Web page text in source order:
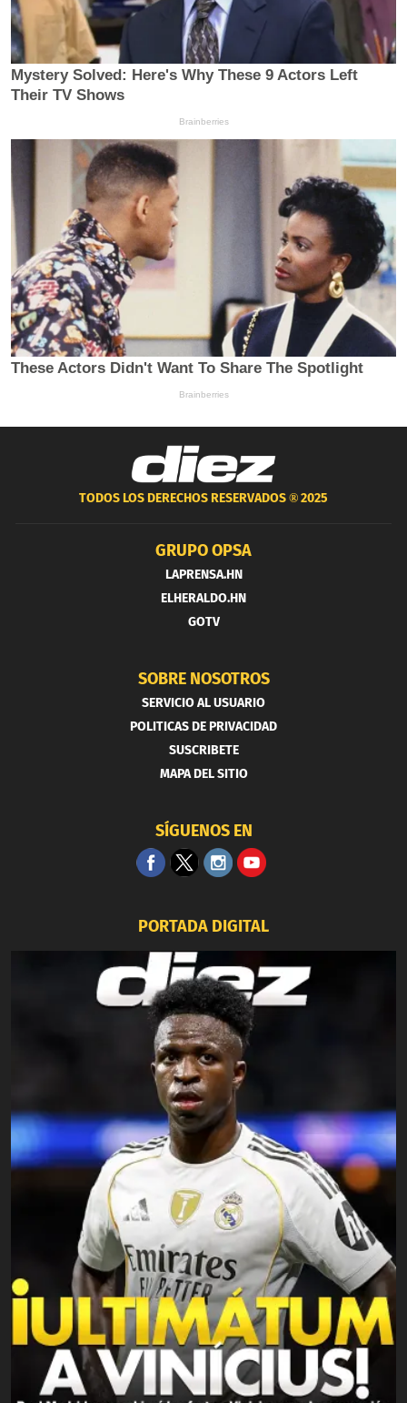
TODOS LOS DERECHOS RESERVADOS ®2025
GRUPO OPSA
LAPRENSA.HN
ELHERALDO.HN
GOTV
SOBRE NOSOTROS
SERVICIO AL USUARIO
POLITICAS DE PRIVACIDAD
SUSCRIBETE
MAPA DEL SITIO
SÍGUENOS EN
PORTADA DIGITAL